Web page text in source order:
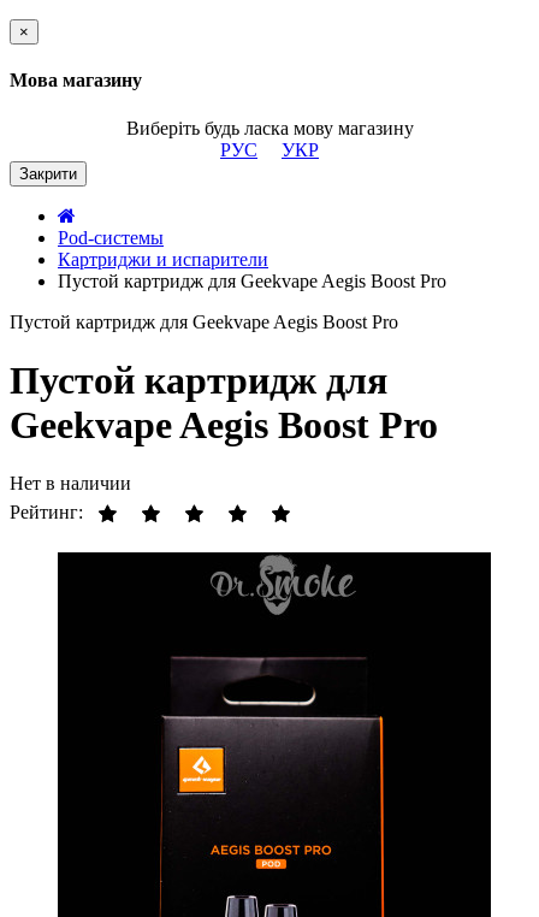
×
Мова магазину
Виберіть будь ласка мову магазину
РУС
УКР
Закрити
Pod-системы
Картриджи и испарители
Пустой картридж для Geekvape Aegis Boost Pro
Пустой картридж для Geekvape Aegis Boost Pro
Пустой картридж для
Geekvape Aegis Boost Pro
Нет в наличии
Рейтинг: